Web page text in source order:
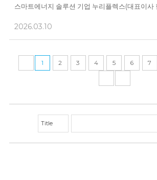
스마트에너지 솔루션 기업 누리플렉스(대표이사
창신과 지붕형 태양광 시범사업 계약을 체결했다
사업은 베트남 동나이(Dong Nai) 지역에 위치한
2026.03.10
1 2 3 4 5 6 7